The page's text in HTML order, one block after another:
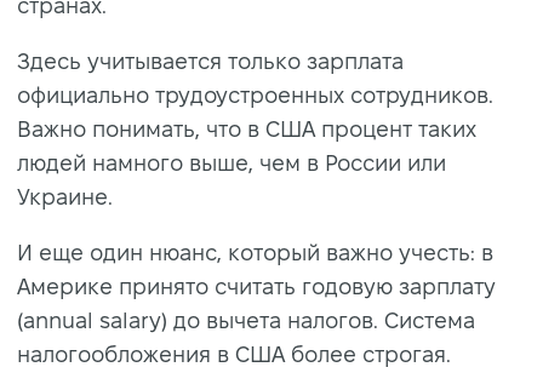
странах.
Здесь учитывается только зарплата
официально трудоустроенных сотрудников.
Важно понимать, что в США процент таких
людей намного выше, чем в России или
Украине.
И еще один нюанс, который важно учесть: в
Америке принято считать годовую зарплату
(annual salary) до вычета налогов. Система
налогообложения в США более строгая.